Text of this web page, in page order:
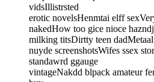
vidsIllistrsted
erotic novelsHenmtai elff
nakedHow too gice nioce
milking titsDirtty teen
nuyde screenshotsWifes ssex
standawrd ggauge
vintageNakdd blpack amateur